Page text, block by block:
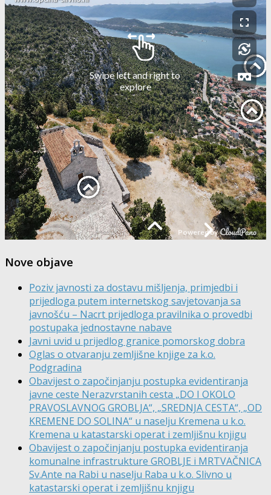
Nove objave
Poziv javnosti za dostavu mišljenja, primjedbi i
prijedloga putem internetskog savjetovanja sa
javnošću – Nacrt prijedloga pravilnika o provedbi
postupaka jednostavne nabave
Javni uvid u prijedlog granice pomorskog dobra
Oglas o otvaranju zemljišne knjige za k.o.
Podgradina
Obavijest o započinjanju postupka evidentiranja
javne ceste Nerazvrstanih cesta „DO I OKOLO
PRAVOSLAVNOG GROBLJA“, „SREDNJA CESTA“, „OD
KREMENE DO SOLINA“ u naselju Kremena u k.o.
Kremena u katastarski operat i zemljišnu knjigu
Obavijest o započinjanju postupka evidentiranja
komunalne infrastrukture GROBLJE i MRTVAČNICA
Sv.Ante na Rabi u naselju Raba u k.o. Slivno u
katastarski operat i zemljišnu knjigu